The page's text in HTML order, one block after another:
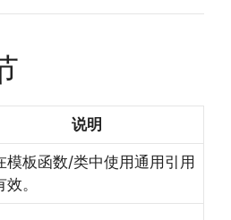
说明
模板函数/类中使用通用引用
。